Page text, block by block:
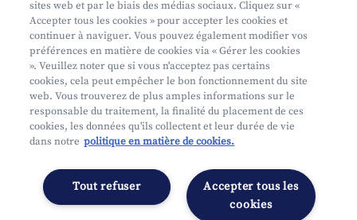
Mifid
Privacy
Info juridique
Soumis au contrôle de l'OCM
Déclaration d'accessibilité
Gérer les préférences
sites web et par le biais des médias sociaux. Cliquez sur «
Accepter tous les cookies » pour accepter les cookies et
continuer à naviguer. Vous pouvez également modifier vos
préférences en matière de cookies via « Gérer les cookies
». Veuillez noter que si vous n'acceptez pas certains
cookies, cela peut empêcher le bon fonctionnement du site
web. Vous trouverez de plus amples informations sur le
responsable du traitement, la finalité du placement de ces
cookies, les données qu'ils collectent et leur durée de vie
dans notre politique en matière de cookies.
Accepter tous les
cookies
Tout refuser